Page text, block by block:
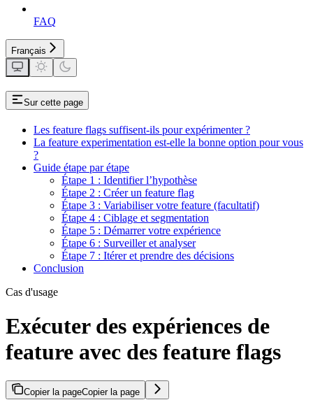
FAQ
Français
Sur cette page
Les feature flags suffisent-ils pour expérimenter ?
La feature experimentation est-elle la bonne option pour vous
?
Guide étape par étape
Étape 1 : Identifier l’hypothèse
Étape 2 : Créer un feature flag
Étape 3 : Variabiliser votre feature (facultatif)
Étape 4 : Ciblage et segmentation
Étape 5 : Démarrer votre expérience
Étape 6 : Surveiller et analyser
Étape 7 : Itérer et prendre des décisions
Conclusion
Cas d'usage
Exécuter des expériences de
feature avec des feature flags
Copier la pageCopier la page